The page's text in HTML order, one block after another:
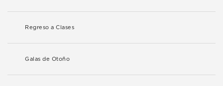
Regreso a Clases
Galas de Otoño